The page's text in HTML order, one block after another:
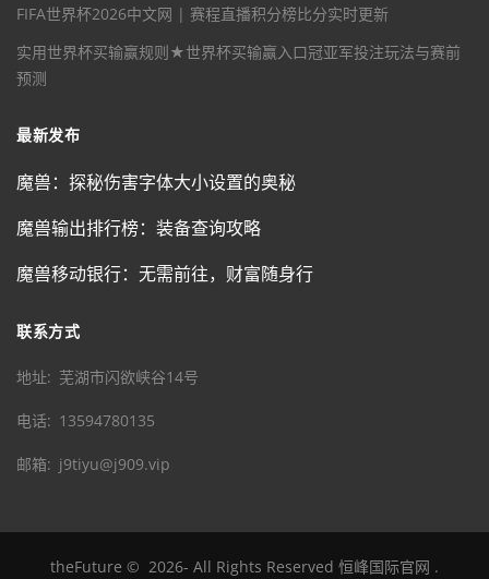
FIFA世界杯2026中文网 | 赛程直播积分榜比分实时更新
实用世界杯买输赢规则★世界杯买输赢入口冠亚军投注玩法与赛前
预测
最新发布
魔兽：探秘伤害字体大小设置的奥秘
魔兽输出排行榜：装备查询攻略
魔兽移动银行：无需前往，财富随身行
联系方式
地址 芜湖市闪欲峡谷14号
电话 13594780135
邮箱 j9tiyu@j909.vip
theFuture © 2026- All Rights Reserved 恒峰国际官网 .